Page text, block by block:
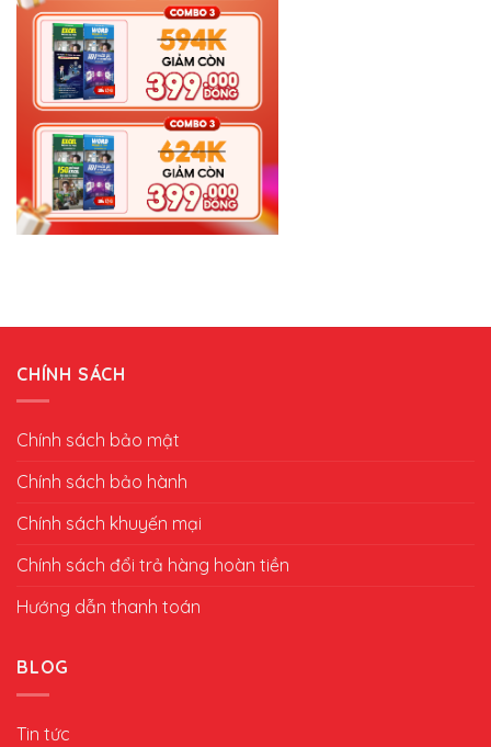
CHÍNH SÁCH
Chính sách bảo mật
Chính sách bảo hành
Chính sách khuyến mại
Chính sách đổi trả hàng hoàn tiền
Hướng dẫn thanh toán
BLOG
Tin tức